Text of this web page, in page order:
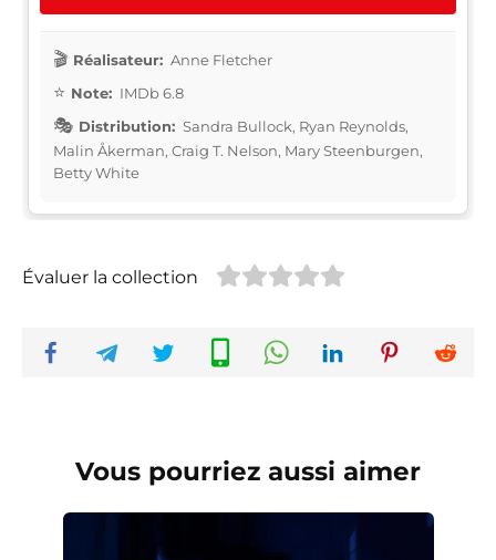
Réalisateur: Anne Fletcher
Note: IMDb 6.8
Distribution: Sandra Bullock, Ryan Reynolds,
Malin Åkerman, Craig T. Nelson, Mary Steenburgen,
Betty White
Évaluer la collection
Vous pourriez aussi aimer